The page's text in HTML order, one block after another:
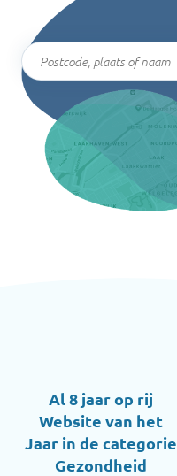
Al 8 jaar op rij
Website van het
Jaar in de categorie
Gezondheid